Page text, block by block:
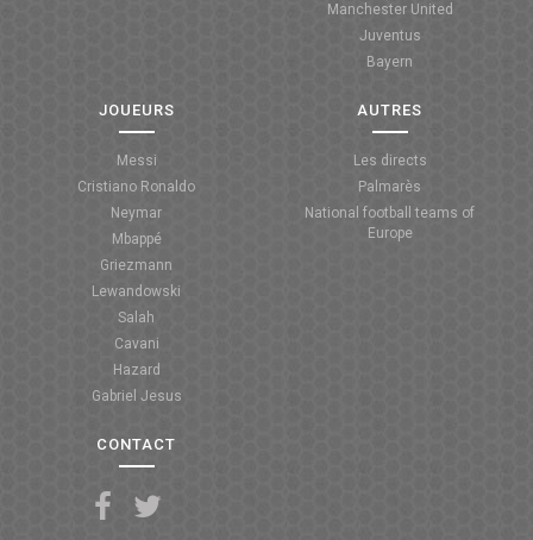
Manchester United
Juventus
Bayern
JOUEURS
Messi
Cristiano Ronaldo
Neymar
Mbappé
Griezmann
Lewandowski
Salah
Cavani
Hazard
Gabriel Jesus
AUTRES
Les directs
Palmarès
National football teams of
Europe
CONTACT